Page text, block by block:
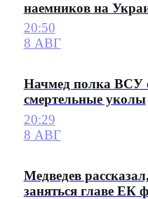
наемников на
20:50
8 АВГ
Начмед полка ВСУ
смертельные уколы
20:29
8 АВГ
Медведев
заняться главе ЕК